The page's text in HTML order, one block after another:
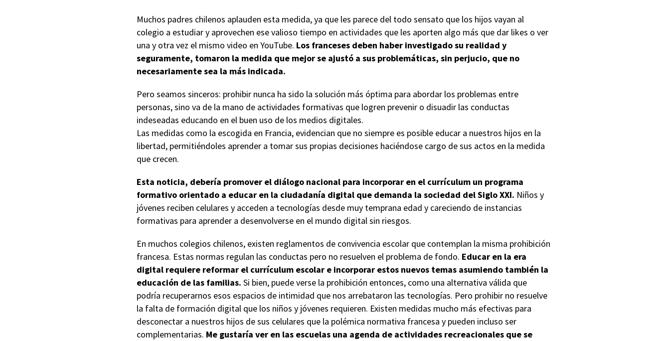
Muchos padres chilenos aplauden esta medida, ya que les parece del todo sensato que los hijos vayan al
colegio a estudiar y aprovechen ese valioso tiempo en actividades que les aporten algo más que dar likes o ver
una y otra vez el mismo video en YouTube. Los franceses deben haber investigado su realidad y
seguramente, tomaron la medida que mejor se ajustó a sus problemáticas, sin perjucio, que no
necesariamente sea la más indicada.
Pero seamos sinceros: prohibir nunca ha sido la solución más óptima para abordar los problemas entre
personas, sino va de la mano de actividades formativas que logren prevenir o disuadir las conductas
indeseadas educando en el buen uso de los medios digitales.
Las medidas como la escogida en Francia, evidencian que no siempre es posible educar a nuestros hijos en la
libertad, permitiéndoles aprender a tomar sus propias decisiones haciéndose cargo de sus actos en la medida
que crecen.
Esta noticia, debería promover el diálogo nacional para incorporar en el currículum un programa
formativo orientado a educar en la ciudadanía digital que demanda la sociedad del Siglo XXI. Niños y
jóvenes reciben celulares y acceden a tecnologías desde muy temprana edad y careciendo de instancias
formativas para aprender a desenvolverse en el mundo digital sin riesgos.
En muchos colegios chilenos, existen reglamentos de convivencia escolar que contemplan la misma prohibición
francesa. Estas normas regulan las conductas pero no resuelven el problema de fondo. Educar en la era
digital requiere reformar el currículum escolar e incorporar estos nuevos temas asumiendo también la
educación de las familias. Si bien, puede verse la prohibición entonces, como una alternativa válida que
podría recuperarnos esos espacios de intimidad que nos arrebataron las tecnologías. Pero prohibir no resuelve
la falta de formación digital que los niños y jóvenes requieren. Existen medidas mucho más efectivas para
desconectar a nuestros hijos de sus celulares que la polémica normativa francesa y pueden incluso ser
complementarias. Me gustaría ver en las escuelas una agenda de actividades recreacionales que se